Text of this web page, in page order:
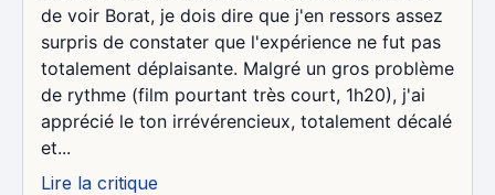
de voir Borat, je dois dire que j'en ressors assez
surpris de constater que l'expérience ne fut pas
totalement déplaisante. Malgré un gros problème
de rythme (film pourtant très court, 1h20), j'ai
apprécié le ton irrévérencieux, totalement décalé
et...
Lire la critique